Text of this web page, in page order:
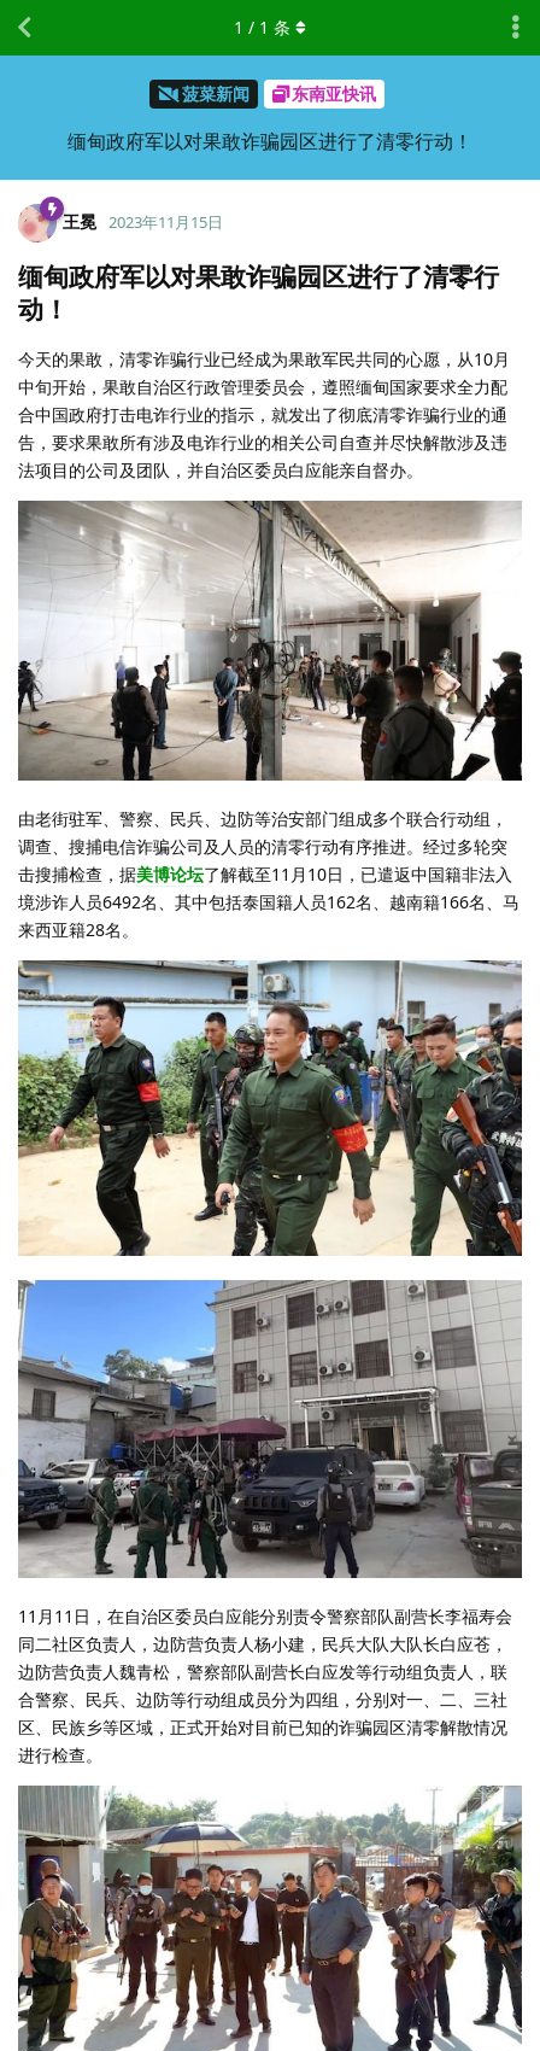
菠菜新闻 东南亚快讯
缅甸政府军以对果敢诈骗园区进行了清零行动！
1 / 1 条
王冕 2023年11月15日
缅甸政府军以对果敢诈骗园区进行了清零行
动！
今天的果敢，清零诈骗行业已经成为果敢军民共同的心愿，从10月
中旬开始，果敢自治区行政管理委员会，遵照缅甸国家要求全力配
合中国政府打击电诈行业的指示，就发出了彻底清零诈骗行业的通
告，要求果敢所有涉及电诈行业的相关公司自查并尽快解散涉及违
法项目的公司及团队，并自治区委员白应能亲自督办。
由老街驻军、警察、民兵、边防等治安部门组成多个联合行动组，
调查、搜捕电信诈骗公司及人员的清零行动有序推进。经过多轮突
击搜捕检查，据美博论坛了解截至11月10日，已遣返中国籍非法入
境涉诈人员6492名、其中包括泰国籍人员162名、越南籍166名、马
来西亚籍28名。
11月11日，在自治区委员白应能分别责令警察部队副营长李福寿会
同二社区负责人，边防营负责人杨小建，民兵大队大队长白应苍，
边防营负责人魏青松，警察部队副营长白应发等行动组负责人，联
合警察、民兵、边防等行动组成员分为四组，分别对一、二、三社
区、民族乡等区域，正式开始对目前已知的诈骗园区清零解散情况
进行检查。